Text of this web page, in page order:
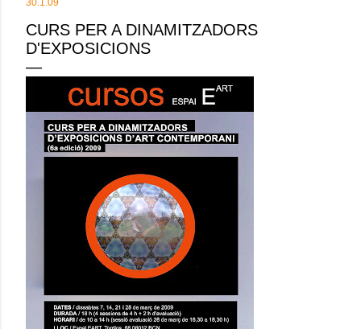
30.1.09
CURS PER A DINAMITZADORS
D'EXPOSICIONS